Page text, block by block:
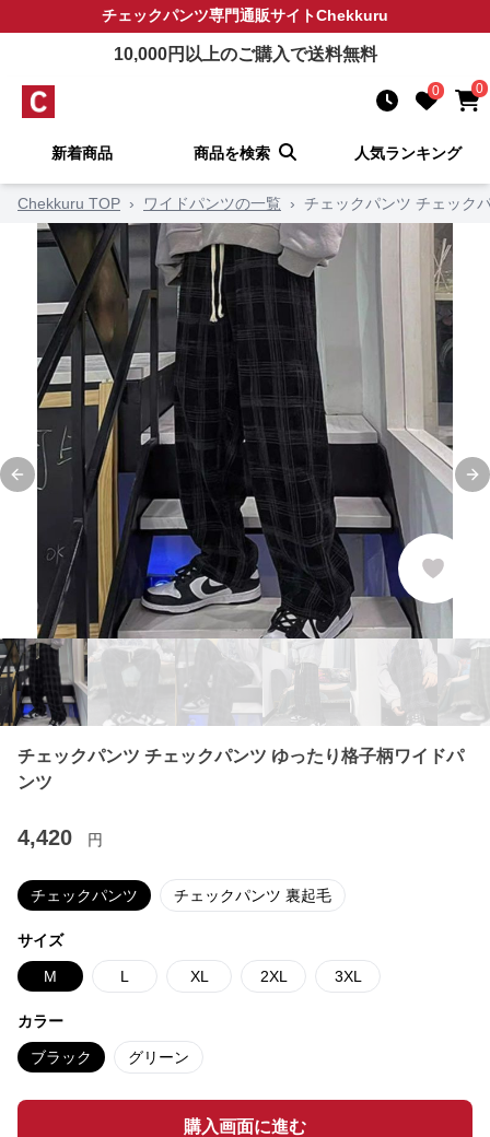
チェックパンツ専門通販サイトChekkuru
10,000円以上のご購入で送料無料
0 0
新着商品 商品を検索 人気ランキング
Chekkuru TOP › ワイドパンツの一覧 › チェックパンツ チェック
Previous slide
チェックパンツ チェックパンツ ゆったり格子柄ワイドパ
ンツ
4,420 円
チェックパンツ チェックパンツ 裏起毛
サイズ
M L XL 2XL 3XL
カラー
ブラック グリーン
購入画面に進む